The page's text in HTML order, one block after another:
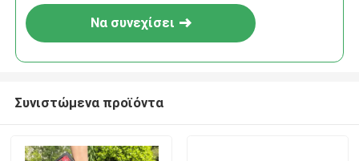
Να συνεχίσει
Συνιστώμενα προϊόντα